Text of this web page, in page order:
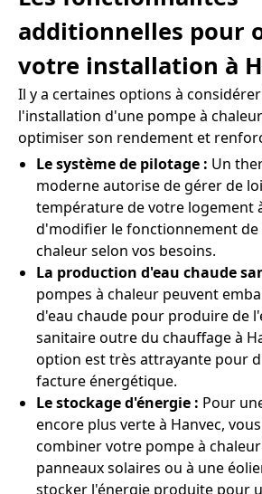
additionnelles pour
votre installation à
Il y a certaines options à
l'installation d'une pompe à
optimiser son rendement et
Le système de pilotage : Un
moderne autorise de gérer de
température de votre logement
d'modifier le fonctionnement de
chaleur selon vos besoins.
La production d'eau chaude
pompes à chaleur peuvent
d'eau chaude pour produire de
sanitaire outre du chauffage à
option est très attrayante pour
facture énergétique.
Le stockage d'énergie : Pour
encore plus verte à Hanvec,
combiner votre pompe à chaleur
panneaux solaires ou à une
stocker l'énergie produite pour